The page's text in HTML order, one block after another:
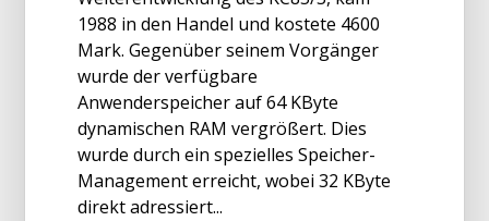
1988 in den Handel und kostete 4600
Mark. Gegenüber seinem Vorgänger
wurde der verfügbare
Anwenderspeicher auf 64 KByte
dynamischen RAM vergrößert. Dies
wurde durch ein spezielles Speicher-
Management erreicht, wobei 32 KByte
direkt adressiert...